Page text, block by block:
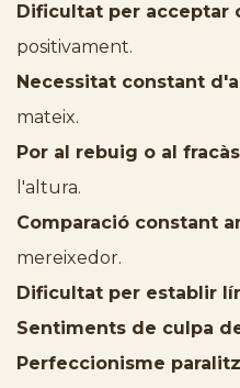
Dificultat per acceptar
positivament.
Necessitat constant
mateix.
Por al rebuig o al
l'altura.
Comparació constant
mereixedor.
Dificultat per establir
Sentiments de culpa
Perfeccionisme